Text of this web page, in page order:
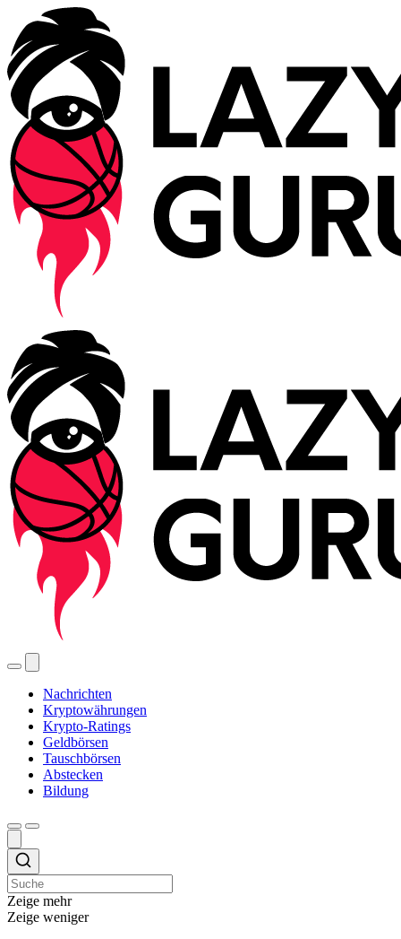
Nachrichten
Kryptowährungen
Krypto-Ratings
Geldbörsen
Tauschbörsen
Abstecken
Bildung
Zeige mehr
Zeige weniger